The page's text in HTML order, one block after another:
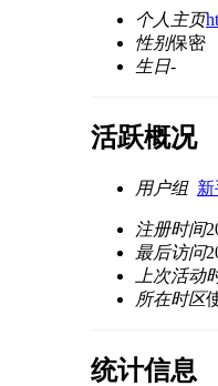
个人主页
性别保密
生日-
活跃概况
用户组
注册时间
最后访问
上次活动
所在时区
统计信息